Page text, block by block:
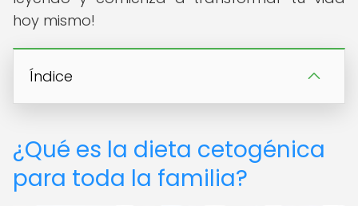
hoy mismo!
Índice
¿Qué es la dieta cetogénica
para toda la familia?